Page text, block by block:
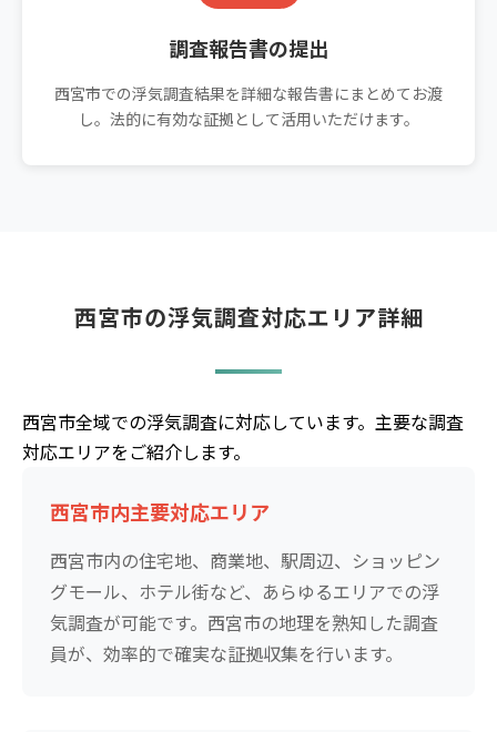
調査報告書の提出
西宮市での浮気調査結果を詳細な報告書にまとめてお渡
し。法的に有効な証拠として活用いただけます。
西宮市の浮気調査対応エリア詳細
西宮市全域での浮気調査に対応しています。主要な調査
対応エリアをご紹介します。
西宮市内主要対応エリア
西宮市内の住宅地、商業地、駅周辺、ショッピン
グモール、ホテル街など、あらゆるエリアでの浮
気調査が可能です。西宮市の地理を熟知した調査
員が、効率的で確実な証拠収集を行います。